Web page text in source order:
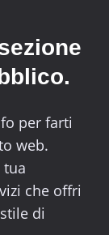
per farti
web.
tua
che offri
di